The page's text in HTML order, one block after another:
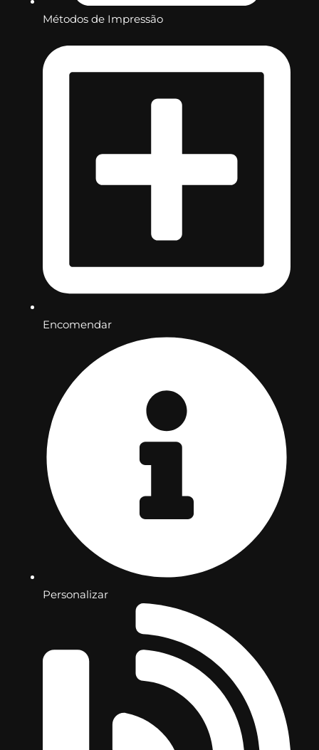
Métodos de Impressão
Encomendar
Personalizar